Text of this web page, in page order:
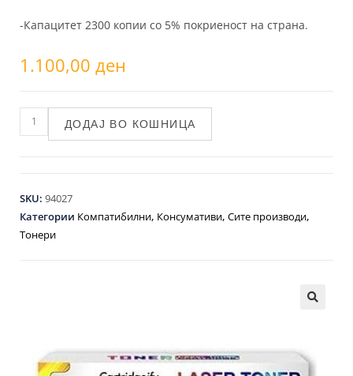
-Капацитет 2300 копии со 5% покриеност на страна.
1.100,00 ден
ДОДАЈ ВО КОШНИЦА
SKU: 94027
Категории Компатибилни, Консумативи, Сите производи,
Тонери